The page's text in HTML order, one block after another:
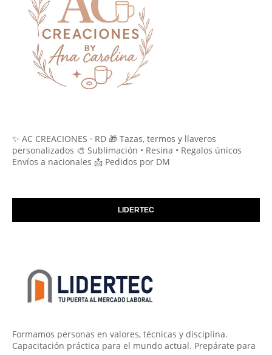
✨ AC CREACIONES · RD 🎁 Tazas, termos y llaveros
personalizados 🎨 Sublimación • Resina • Regalos únicos
Envíos a nacionales 📩 Pedidos por DM
LIDERTEC
Formamos personas en valores, técnicas y disciplina.
Capacitación práctica para el mundo actual. Prepárate para